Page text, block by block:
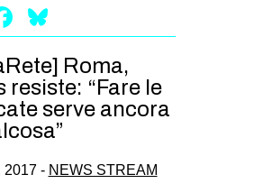
PRECARIATO
REPRESSIONE
STUDENTI
CULTURE
Facebook
Roma,
resiste: “Fare le
serve ancora
2017 - NEWS STREAM